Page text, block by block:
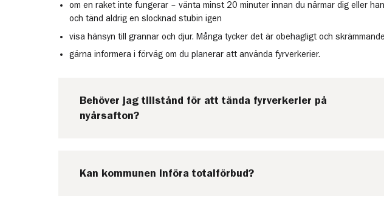
om en raket inte fungerar – vänta minst 20 minuter innan du närmar dig eller
och tänd aldrig en slocknad stubin igen
visa hänsyn till grannar och djur. Många tycker det är obehagligt och
gärna informera i förväg om du planerar att använda fyrverkerier.
Behöver jag tillstånd för att tända fyrverkerier på
nyårsafton?
Kan kommunen införa totalförbud?